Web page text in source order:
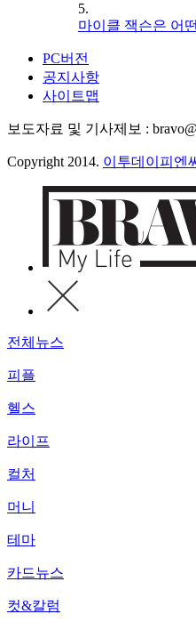
5.
마이클 잭슨은 어
PC버전
공지사항
사이트맵
보도자료 및 기사제보 :
Copyright 2014. 이투데이피엔
전체뉴스
피플
헬스
라이프
컬처
머니
테마
카드뉴스
컷&칼럼